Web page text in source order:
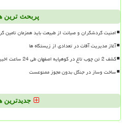
پربحث ترین
امنیت گردشگران و صیانت از طبیعت باید همزمان تامین
آغاز مدیریت آفات در تعدادی از زیستگاه ها
کشف 2 تن چوب تاغ در کوهپایه اصفهان طی 24 ساعت اخیر 8 نفر دستگیر شدند
ساخت وساز در جنگل بدون مجوز ممنوعست
جدیدترین